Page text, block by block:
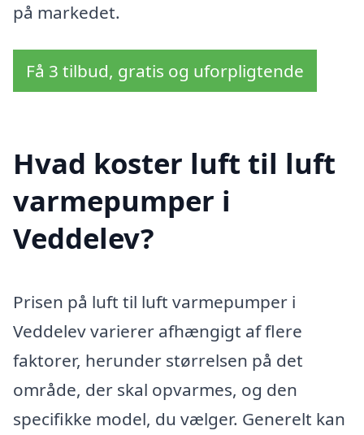
på markedet.
Få 3 tilbud, gratis og uforpligtende
Hvad koster luft til luft
varmepumper i
Veddelev?
Prisen på luft til luft varmepumper i
Veddelev varierer afhængigt af flere
faktorer, herunder størrelsen på det
område, der skal opvarmes, og den
specifikke model, du vælger. Generelt kan